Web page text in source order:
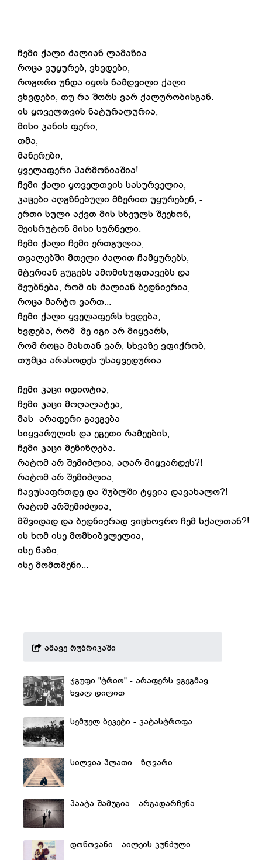
ჩემი ქალი ძალიან ლამაზია.
როცა ვუყურებ, ვხვდები,
როგორი უნდა იყოს ნამდვილი ქალი.
ვხვდები, თუ რა შორს ვარ ქალურობისგან.
ის ყოველთვის ნატურალურია,
მისი კანის ფერი,
თმა,
მანერები,
ყველაფერი ჰარმონიაშია!
ჩემი ქალი ყოველთვის სასურველია;
კაცები აღგზნებული მზერით უყურებენ, -
ერთი სული აქვთ მის სხეულს შეეხონ,
შეისრუტონ მისი სურნელი.
ჩემი ქალი ჩემი ერთგულია,
თვალებში მთელი ძალით ჩამყურებს,
მტვრიან გუგებს ამომისუფთავებს და
მეუბნება, რომ ის ძალიან ბედნიერია,
როცა მარტო ვართ...
ჩემი ქალი ყველაფერს ხვდება,
ხვდება, რომ მე იგი არ მიყვარს,
რომ როცა მასთან ვარ, სხვაზე ვფიქრობ,
თუმცა არასოდეს უსაყვედურია.
ჩემი კაცი იდიოტია,
ჩემი კაცი მოღალატეა,
მას არაფერი გაეგება
სიყვარულის და ეგეთი რამეების,
ჩემი კაცი მეზიზღება.
რატომ არ შემიძლია, აღარ მიყვარდეს?!
რატომ არ შემიძლია,
ჩავუსაფრთდე და შუბლში ტყვია დავახალო?!
რატომ არშემიძლია,
მშვიდად და ბედნიერად ვიცხოვრო ჩემ სქალთან?!
ის ხომ ისე მომხიბვლელია,
ისე ნაზი,
ისე მომთმენი...
ამავე რუბრიკაში
ჯგუფი "ტრიო" - არაფერს ვგეგმავ
ხვალ დილით
სემუელ ბეკეტი - კატასტროფა
სილვია პლათი - ზღვარი
პაატა შამუგია - არგადარჩენა
დონოვანი - აილეის კუნძული